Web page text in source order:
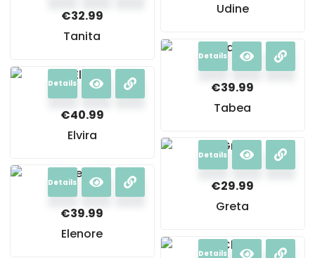
Udine
€32.99
Tanita
Details
€39.99
Tabea
Details
€40.99
Elvira
Details
€29.99
Greta
Details
€39.99
Elenore
Details